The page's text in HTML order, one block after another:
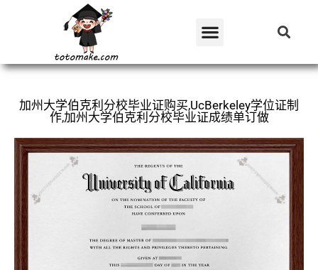
加州大学伯克利分校毕业证购买,UcBerkeley学位证制
作,加州大学伯克利分校毕业证成绩单订做